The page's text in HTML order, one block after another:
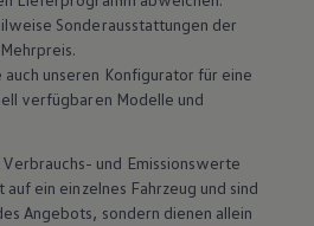
Sonderausstattungen der
unseren Konfigurator für eine
verfügbaren Modelle und
und Emissionswerte
auf ein einzelnes Fahrzeug und sind
Angebots, sondern dienen allein